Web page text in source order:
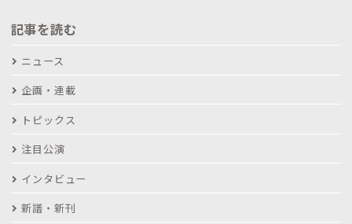
記事を読む
ニュース
企画・連載
トピックス
注目公演
インタビュー
新譜・新刊